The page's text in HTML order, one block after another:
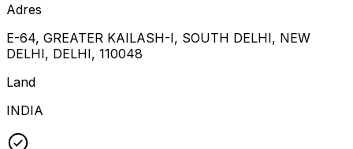
Adres
E-64, GREATER KAILASH-I, SOUTH DELHI, NEW
DELHI, DELHI, 110048
Land
INDIA